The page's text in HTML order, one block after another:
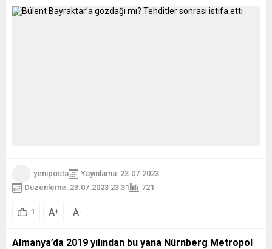
yeniposta
Yayınlama: 23.07.2023
Düzenleme: 23.07.2023 23:31
721
1 A+ A-
Almanya’da 2019 yılından bu yana Nürnberg Metropol